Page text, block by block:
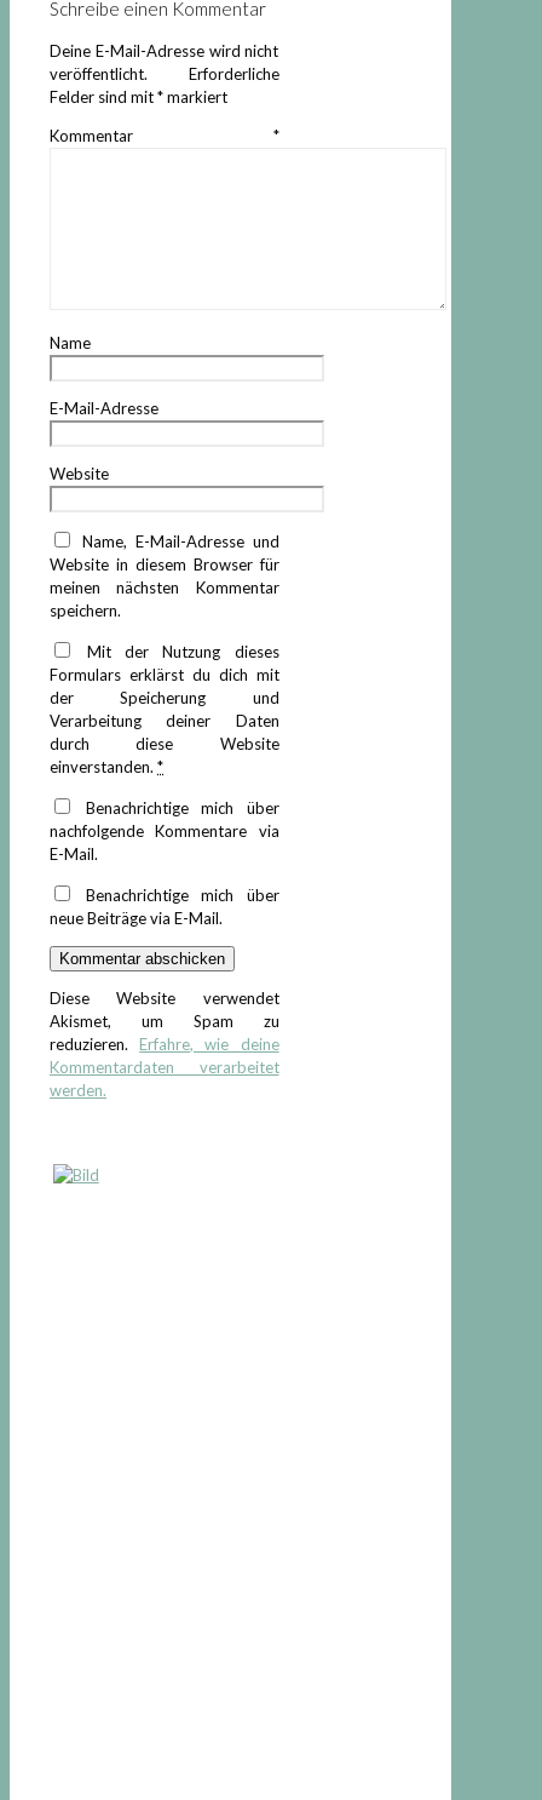
Schreibe einen Kommentar
Deine E-Mail-Adresse wird nicht
veröffentlicht.
Erforderliche
Felder sind mit*markiert
Kommentar *
Name
E-Mail-Adresse
Website
Name, E-Mail-Adresse und
Website in diesem Browser für
meinen nächsten Kommentar
speichern.
Mit der Nutzung dieses
Formulars erklärst du dich mit
der Speicherung und
Verarbeitung deiner Daten
durch diese Website
einverstanden. *
Benachrichtige mich über
nachfolgende Kommentare via
E-Mail.
Benachrichtige mich über
neue Beiträge via E-Mail.
Diese Website verwendet
Akismet, um Spam zu
reduzieren. Erfahre, wie deine
Kommentardaten verarbeitet
werden.